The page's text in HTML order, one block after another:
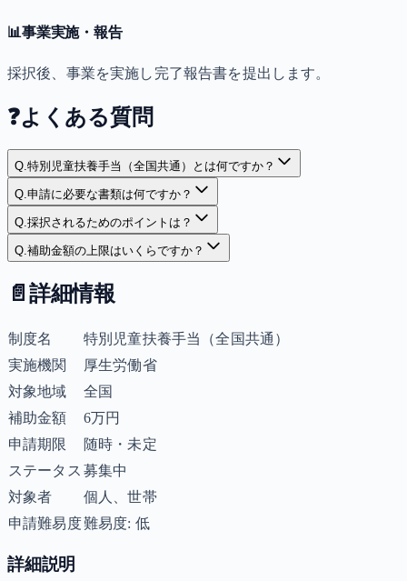
📊事業実施・報告
採択後、事業を実施し完了報告書を提出します。
❓よくある質問
Q.特別児童扶養手当（全国共通）とは何ですか？
Q.申請に必要な書類は何ですか？
Q.採択されるためのポイントは？
Q.補助金額の上限はいくらですか？
📄 詳細情報
制度名
特別児童扶養手当（全国共通）
実施機関
厚生労働省
対象地域
全国
補助金額
6万円
申請期限
随時・未定
ステータス 募集中
対象者
個人、世帯
申請難易度難易度: 低
詳細説明